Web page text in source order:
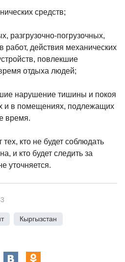
средств;
разгрузочно-погрузочных,
действия механических
повлекшие
отдыха людей;
нарушение тишины и покоя
и в помещениях, подлежащих
время.
кто не будет соблюдать
и кто будет следить за
уточняется.
Кыргызстан